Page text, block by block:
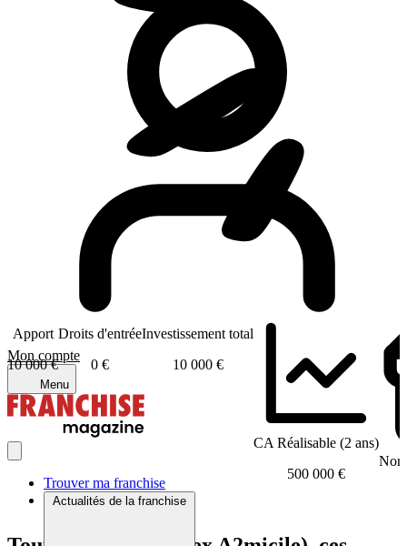
Mon compte
Menu
Trouver ma franchise
Actualités de la franchise
Apport
10 000 €
Droits d'entrée
0 €
Investissement total
10 000 €
CA Réalisable (2 ans)
500 000 €